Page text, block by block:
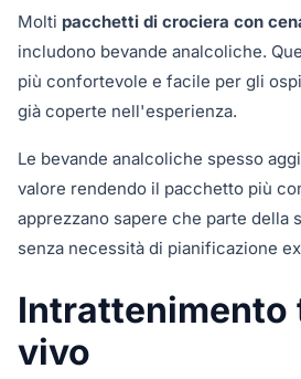
Molti pacchetti di crociera con
includono bevande analcoliche.
più confortevole e facile per gli
già coperte nell'esperienza.
Le bevande analcoliche spesso
valore rendendo il pacchetto più
apprezzano sapere che parte della
senza necessità di pianificazione
Intrattenimento
vivo